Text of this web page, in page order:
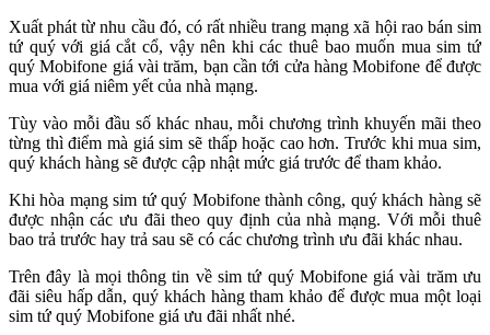
Xuất phát từ nhu cầu đó, có rất nhiều trang mạng xã hội rao bán sim
tứ quý với giá cắt cổ, vậy nên khi các thuê bao muốn mua sim tứ
quý Mobifone giá vài trăm, bạn cần tới cửa hàng Mobifone để được
mua với giá niêm yết của nhà mạng.
Tùy vào mỗi đầu số khác nhau, mỗi chương trình khuyến mãi theo
từng thì điểm mà giá sim sẽ thấp hoặc cao hơn. Trước khi mua sim,
quý khách hàng sẽ được cập nhật mức giá trước để tham khảo.
Khi hòa mạng sim tứ quý Mobifone thành công, quý khách hàng sẽ
được nhận các ưu đãi theo quy định của nhà mạng. Với mỗi thuê
bao trả trước hay trả sau sẽ có các chương trình ưu đãi khác nhau.
Trên đây là mọi thông tin về sim tứ quý Mobifone giá vài trăm ưu
đãi siêu hấp dẫn, quý khách hàng tham khảo để được mua một loại
sim tứ quý Mobifone giá ưu đãi nhất nhé.